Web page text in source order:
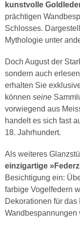
kunstvolle
prächtigen
Schlosses.
Mythologie unter
Doch August der
sondern auch
erhalten Sie
können seine
vorwiegend aus
handelt es sich fast
18. Jahrhundert.
Als weiteres
einzigartige
Besichtigung ein:
farbige Vogelfedern
Dekorationen für
Wandbespannungen